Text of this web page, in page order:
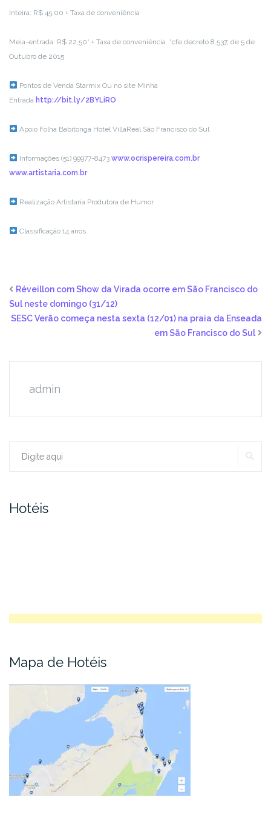
Inteira: R$ 45,00 + Taxa de conveniência
Meia-entrada: R$ 22,50* + Taxa de conveniência *cfe decreto 8.537, de 5 de
Outubro de 2015
Pontos de Venda StarmixOu no site Minha
Entrada http://bit.ly/2BYLiRO
ApoioFolha Babitonga Hotel VillaReal São Francisco do Sul
Informações(51) 99977-8473 www.ocrispereira.com.br
www.artistaria.com.br
RealizaçãoArtistaria Produtora de Humor
Classificação14 anos
Réveillon com Show da Virada ocorre em São Francisco do
Sul neste domingo (31/12)
SESC Verão começa nesta sexta (12/01) na praia da Enseada
em São Francisco do Sul
admin
Procurar:
Hotéis
Mapa de Hotéis